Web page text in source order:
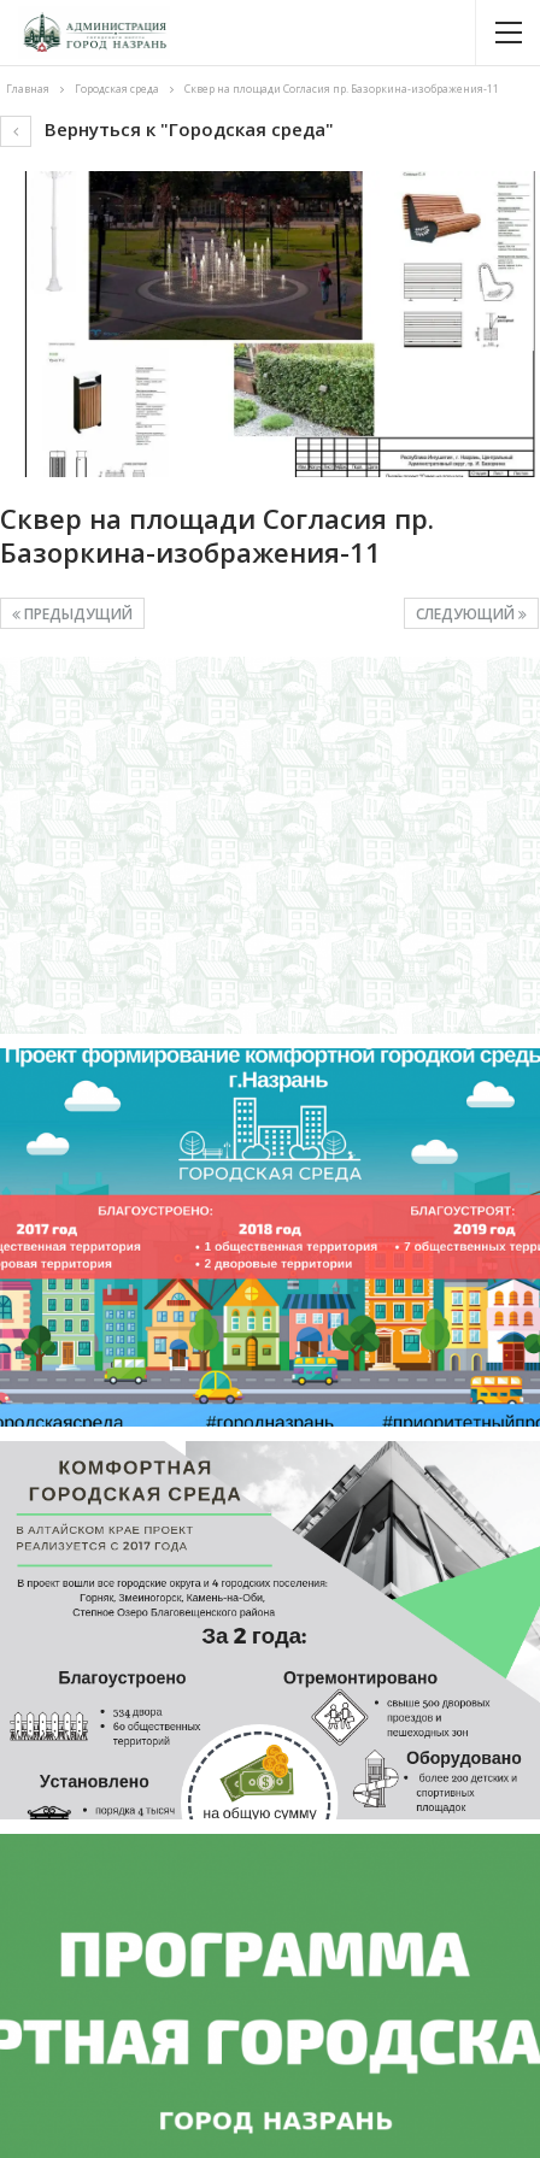
Главная Городская среда Сквер на площади Согласия пр. Базоркина-изображения-11
Вернуться к "Городская среда"
Сквер на площади Согласия пр.
Базоркина-изображения-11
СЛЕДУЮЩИЙ
ПРЕДЫДУЩИЙ